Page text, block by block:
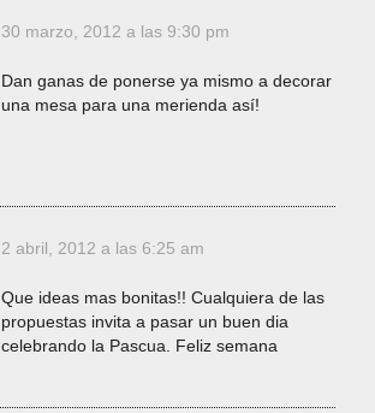
30 marzo, 2012 a las 9:30 pm
Dan ganas de ponerse ya mismo a decorar
una mesa para una merienda así!
2 abril, 2012 a las 6:25 am
Que ideas mas bonitas!! Cualquiera de las
propuestas invita a pasar un buen dia
celebrando la Pascua. Feliz semana